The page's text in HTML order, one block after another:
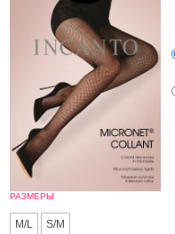
РАЗМЕРЫ
M/L S/M